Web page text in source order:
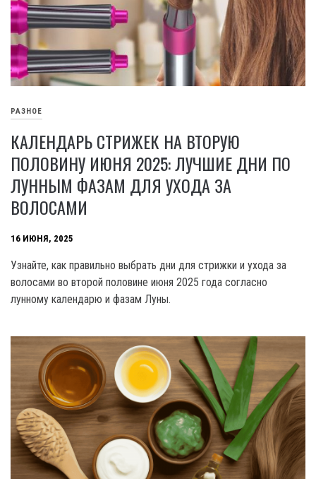
РАЗНОЕ
КАЛЕНДАРЬ СТРИЖЕК НА ВТОРУЮ
ПОЛОВИНУ ИЮНЯ 2025: ЛУЧШИЕ ДНИ ПО
ЛУННЫМ ФАЗАМ ДЛЯ УХОДА ЗА
ВОЛОСАМИ
16 ИЮНЯ, 2025
Узнайте, как правильно выбрать дни для стрижки и ухода за
волосами во второй половине июня 2025 года согласно
лунному календарю и фазам Луны.